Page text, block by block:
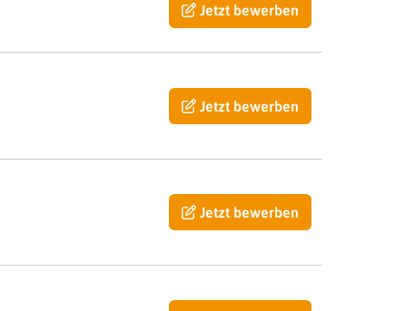
Jetzt bewerben
Jetzt bewerben
Jetzt bewerben